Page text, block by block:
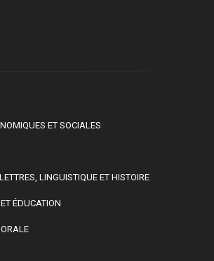
ET SOCIALES
LINGUISTIQUE ET HISTOIRE
ÉDUCATION